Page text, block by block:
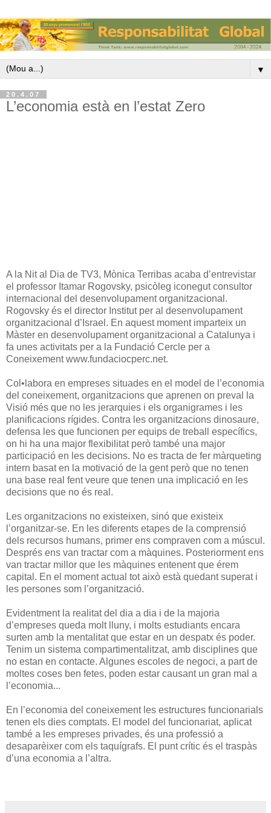
▼
20.4.07
L’economia està en l’estat Zero
A la Nit al Dia de TV3, Mònica Terribas acaba d’entrevistar
el professor Itamar Rogovsky, psicòleg iconegut consultor
internacional del desenvolupament organitzacional.
Rogovsky és el director Institut per al desenvolupament
organitzacional d’Israel. En aquest moment imparteix un
Màster en desenvolupament organitzacional a Catalunya i
fa unes activitats per a la Fundació Cercle per a
Coneixement www.fundaciocperc.net.
Col•labora en empreses situades en el model de l’economia
del coneixement, organitzacions que aprenen on preval la
Visió més que no les jerarquies i els organigrames i les
planificacions rígides. Contra les organitzacions dinosaure,
defensa les que funcionen per equips de treball específics,
on hi ha una major flexibilitat però també una major
participació en les decisions. No es tracta de fer màrqueting
intern basat en la motivació de la gent però que no tenen
una base real fent veure que tenen una implicació en les
decisions que no és real.
Les organitzacions no existeixen, sinó que existeix
l’organitzar-se. En les diferents etapes de la comprensió
dels recursos humans, primer ens compraven com a múscul.
Després ens van tractar com a màquines. Posteriorment ens
van tractar millor que les màquines entenent que érem
capital. En el moment actual tot això està quedant superat i
les persones som l’organització.
Evidentment la realitat del dia a dia i de la majoria
d’empreses queda molt lluny, i molts estudiants encara
surten amb la mentalitat que estar en un despatx és poder.
Tenim un sistema compartimentalitzat, amb disciplines que
no estan en contacte. Algunes escoles de negoci, a part de
moltes coses ben fetes, poden estar causant un gran mal a
l’economia...
En l’economia del coneixement les estructures funcionarials
tenen els dies comptats. El model del funcionariat, aplicat
també a les empreses privades, és una professió a
desaparèixer com els taquígrafs. El punt crític és el traspàs
d’una economia a l’altra.